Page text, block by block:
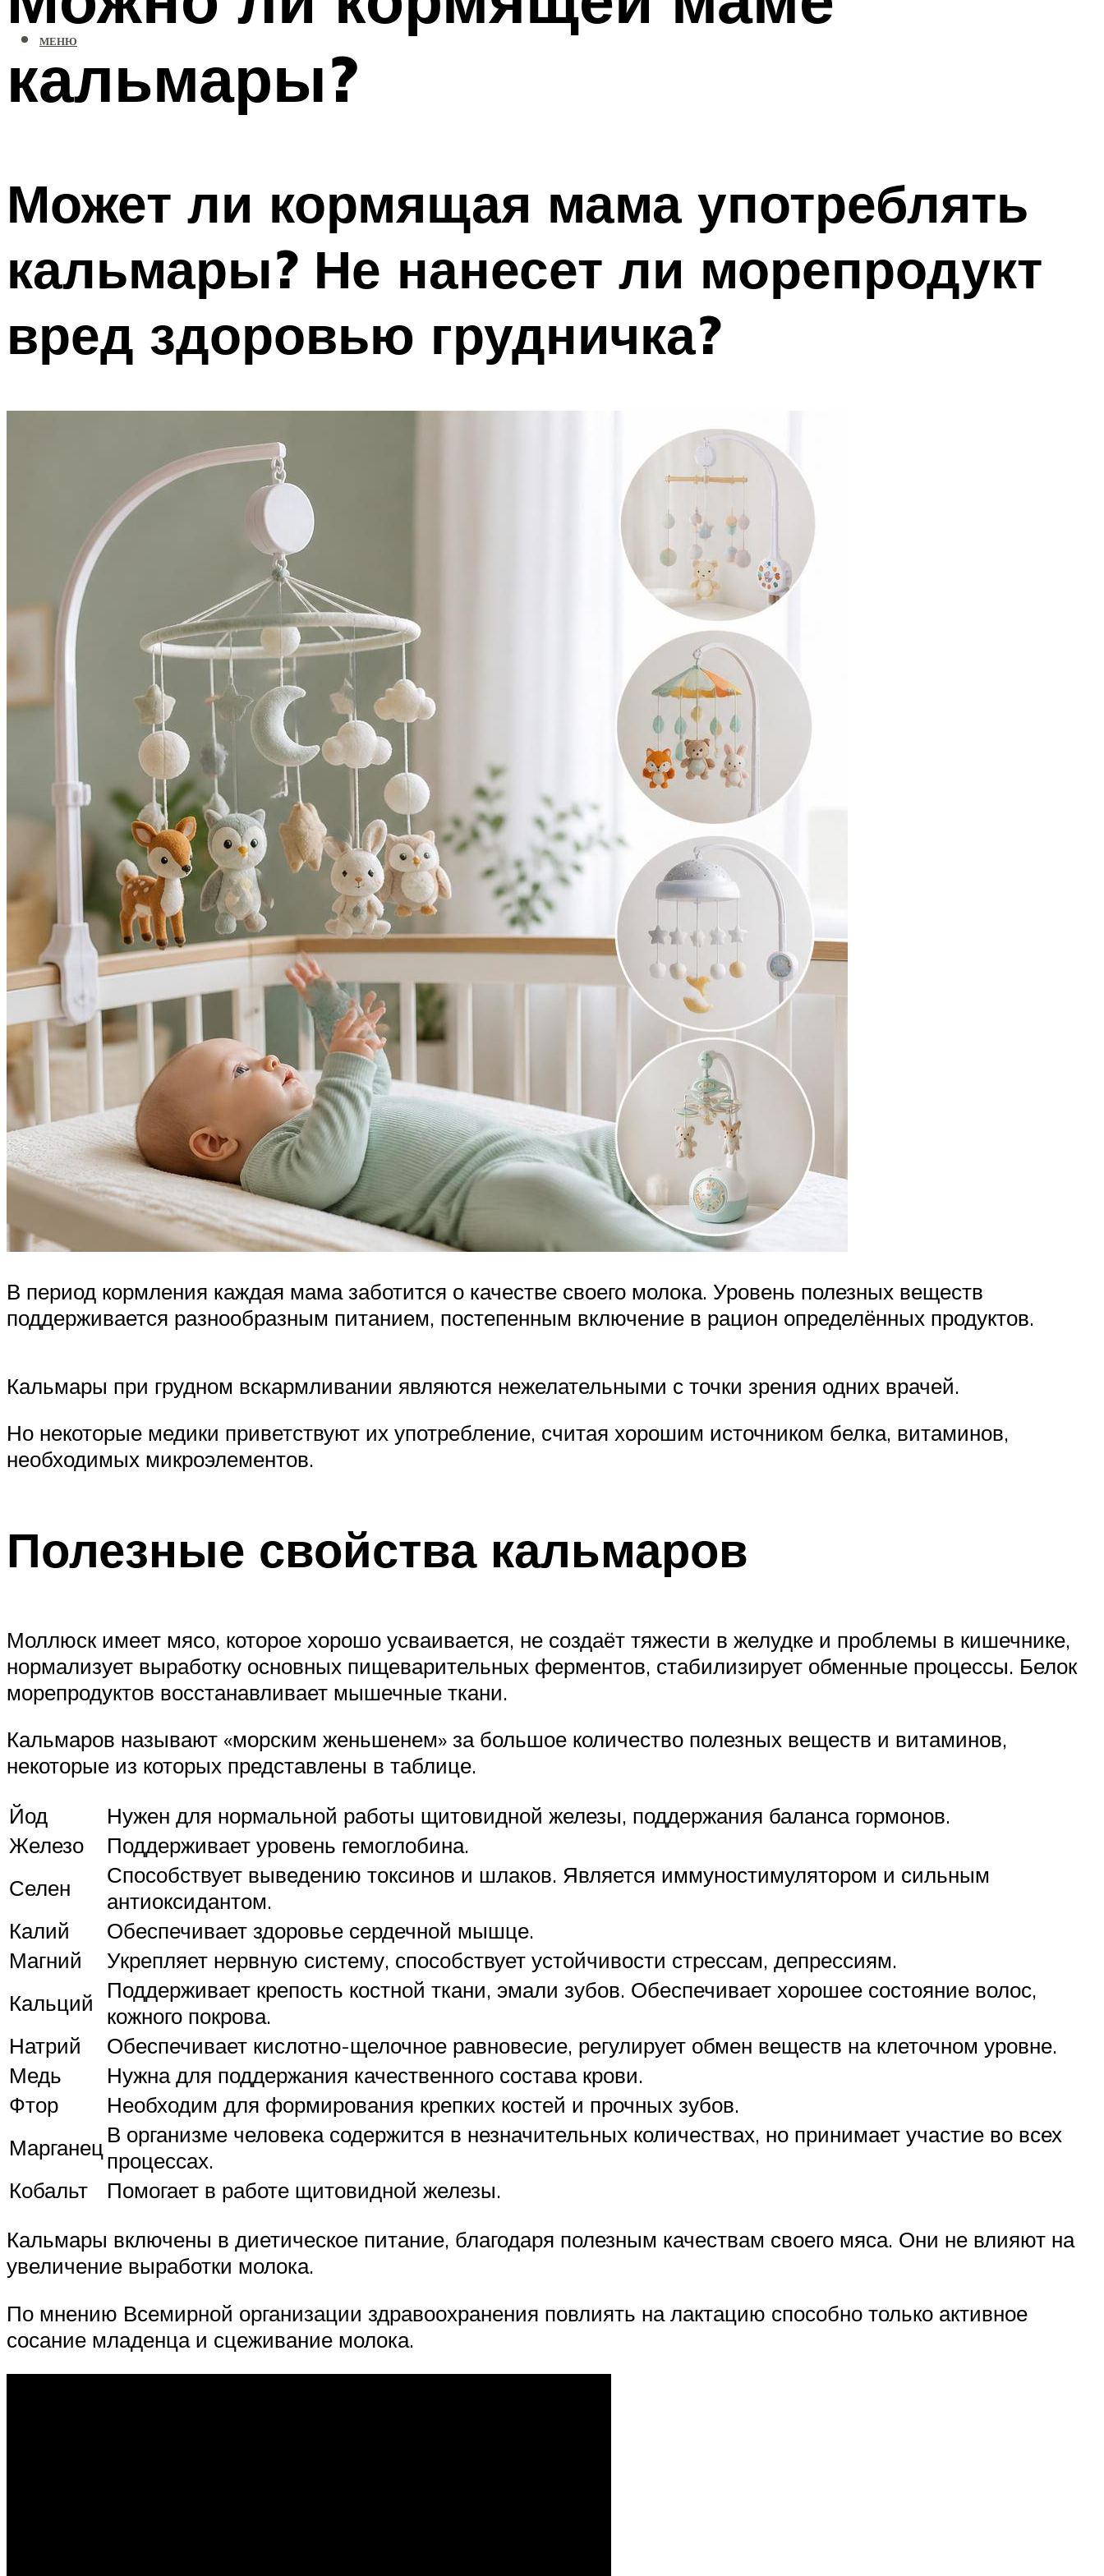
МЕНЮ
кальмары?
Может ли кормящая мама употреблять
кальмары? Не нанесет ли морепродукт
вред здоровью грудничка?
В период кормления каждая мама заботится о качестве своего молока. Уровень полезных веществ
поддерживается разнообразным питанием, постепенным включение в рацион определённых продуктов.
Кальмары при грудном вскармливании являются нежелательными с точки зрения одних врачей.
Но некоторые медики приветствуют их употребление, считая хорошим источником белка, витаминов,
необходимых микроэлементов.
Полезные свойства кальмаров
Моллюск имеет мясо, которое хорошо усваивается, не создаёт тяжести в желудке и проблемы в кишечнике,
нормализует выработку основных пищеварительных ферментов, стабилизирует обменные процессы. Белок
морепродуктов восстанавливает мышечные ткани.
Кальмаров называют «морским женьшенем» за большое количество полезных веществ и витаминов,
некоторые из которых представлены в таблице.
Йод
Нужен для нормальной работы щитовидной железы, поддержания баланса гормонов.
Железо
Поддерживает уровень гемоглобина.
Селен
Способствует выведению токсинов и шлаков. Является иммуностимулятором и сильным
антиоксидантом.
Калий
Обеспечивает здоровье сердечной мышце.
Магний
Укрепляет нервную систему, способствует устойчивости стрессам, депрессиям.
Кальций
Поддерживает крепость костной ткани, эмали зубов. Обеспечивает хорошее состояние волос,
кожного покрова.
Натрий
Обеспечивает кислотно-щелочное равновесие, регулирует обмен веществ на клеточном уровне.
Медь
Нужна для поддержания качественного состава крови.
Фтор
Необходим для формирования крепких костей и прочных зубов.
МарганецВ организме человека содержится в незначительных количествах, но принимает участие во всех
процессах.
Кобальт
Помогает в работе щитовидной железы.
Кальмары включены в диетическое питание, благодаря полезным качествам своего мяса. Они не влияют на
увеличение выработки молока.
По мнению Всемирной организации здравоохранения повлиять на лактацию способно только активное
сосание младенца и сцеживание молока.